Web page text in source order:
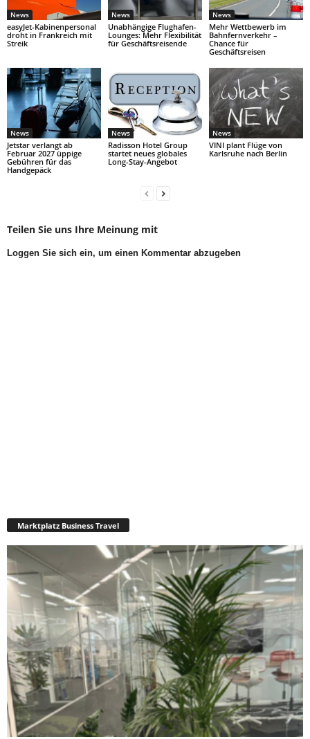
News
easyJet-Kabinenpersonal
droht in Frankreich mit
Streik
News
Unabhängige Flughafen-
Lounges: Mehr Flexibilität
für Geschäftsreisende
News
Mehr Wettbewerb im
Bahnfernverkehr –
Chance für
Geschäftsreisen
News
Jetstar verlangt ab
Februar 2027 üppige
Gebühren für das
Handgepäck
News
Radisson Hotel Group
startet neues globales
Long-Stay-Angebot
News
VINI plant Flüge von
Karlsruhe nach Berlin
Teilen Sie uns Ihre Meinung mit
Loggen Sie sich ein, um einen Kommentar abzugeben
Marktplatz Business Travel